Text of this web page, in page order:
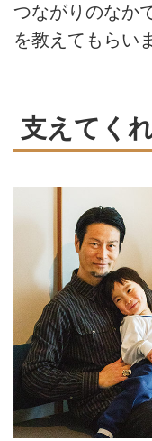
つながりのなか
を教えてもらい
支えてく